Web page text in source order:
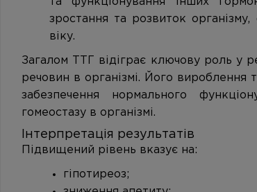
зростання та розвиток
віку.
Загалом ТТГ відіграє ключову роль у
речовин в організмі. Його
забезпечення нормального
гомеостазу в організмі.
Інтерпретація результатів
Підвищений рівень вказує на:
гіпотиреоз;